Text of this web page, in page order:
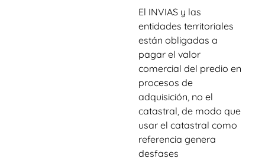
El INVIAS y las
entidades territoriales
están obligadas a
pagar el valor
comercial del predio en
procesos de
adquisición, no el
catastral, de modo que
usar el catastral como
referencia genera
desfases